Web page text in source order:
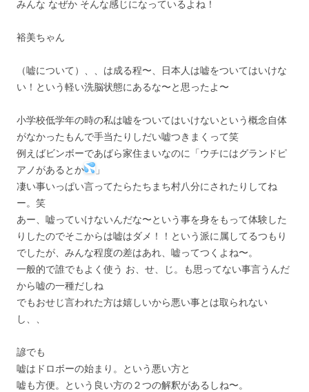
みんな なぜか そんな感じになっているよね！
裕美ちゃん
（嘘について）、、は成る程〜、日本人は嘘をついてはいけな
い！という軽い洗脳状態にあるな〜と思ったよ〜
小学校低学年の時の私は嘘をついてはいけないという概念自体
がなかったもんで手当たりしだい嘘つきまくって笑
例えばビンボーであばら家住まいなのに「ウチにはグランドピ
アノがあるとか
」
凄い事いっぱい言ってたらたちまち村八分にされたりしてね
ー。笑
あー、嘘っていけないんだな〜という事を身をもって体験した
りしたのでそこからは嘘はダメ！！という派に属してるつもり
でしたが、みんな程度の差はあれ、嘘ってつくよね〜。
一般的で誰でもよく使う お、せ、じ。も思ってない事言うんだ
から嘘の一種だしね
でもおせじ言われた方は嬉しいから悪い事とは取られない
し、、
諺でも
嘘はドロボーの始まり。という悪い方と
嘘も方便。という良い方の２つの解釈があるしね〜。